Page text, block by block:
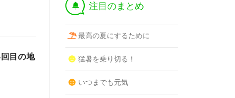
目の地
† 注目のまとめ
最高の夏にするために
猛暑を乗り切る！
いつまでも元気